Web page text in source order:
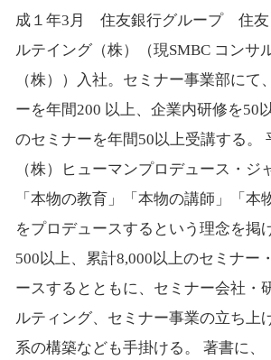
成１年3月 住友銀行グループ 住友
ルテイング（株）（現SMBC コンサ
（株））入社。セミナー事業部にて
ーを年間200 以上、企業内研修を50
のセミナーを年間50以上受講する。
（株）ヒューマンプロデュース・ジ
「本物の教育」「本物の講師」「本
をプロデュースするという理念を掲
500以上、累計8,000以上のセミナー
ースするとともに、セミナー会社・
ルティング、セミナー事業の立ち上
系の構築なども手掛ける。 著書に、